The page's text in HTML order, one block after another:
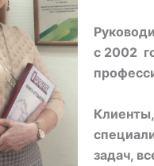
с 2002
задач,